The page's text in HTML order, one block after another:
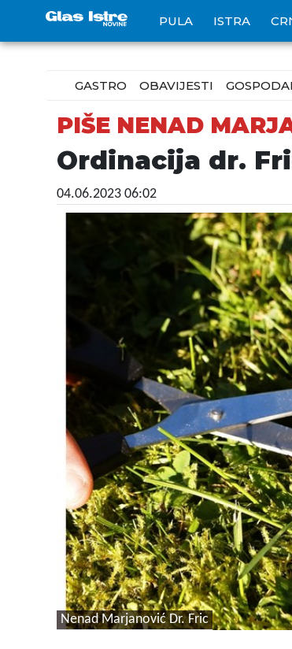
PULA ISTRA
GASTRO OBAVIJESTI
PIŠE NENAD
Ordinacija dr.
04.06.2023 06:02
Nenad Marjanović Dr. Fric